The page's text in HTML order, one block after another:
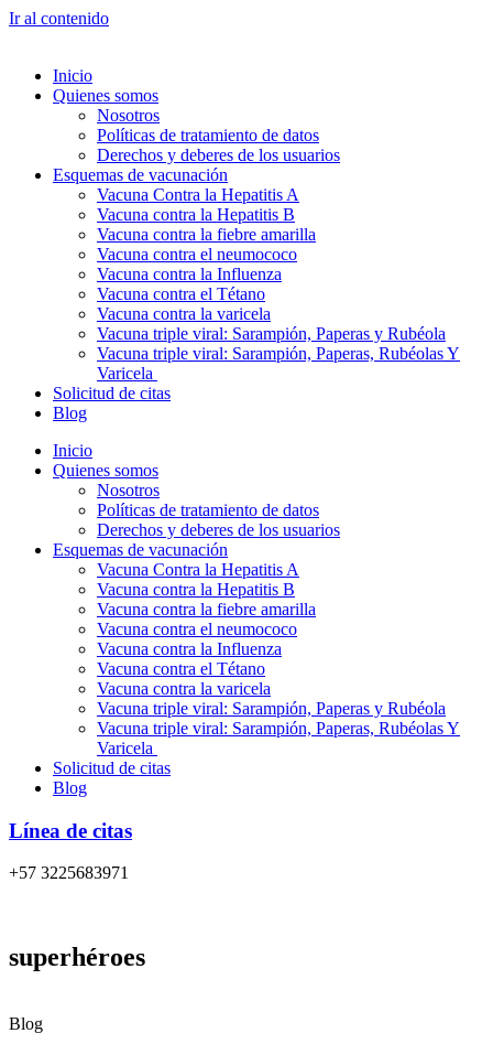
Ir al contenido
Inicio
Quienes somos
Nosotros
Políticas de tratamiento de datos
Derechos y deberes de los usuarios
Esquemas de vacunación
Vacuna Contra la Hepatitis A
Vacuna contra la Hepatitis B
Vacuna contra la fiebre amarilla
Vacuna contra el neumococo
Vacuna contra la Influenza
Vacuna contra el Tétano
Vacuna contra la varicela
Vacuna triple viral: Sarampión, Paperas y Rubéola
Vacuna triple viral: Sarampión, Paperas, Rubéolas Y
Varicela
Solicitud de citas
Blog
Inicio
Quienes somos
Nosotros
Políticas de tratamiento de datos
Derechos y deberes de los usuarios
Esquemas de vacunación
Vacuna Contra la Hepatitis A
Vacuna contra la Hepatitis B
Vacuna contra la fiebre amarilla
Vacuna contra el neumococo
Vacuna contra la Influenza
Vacuna contra el Tétano
Vacuna contra la varicela
Vacuna triple viral: Sarampión, Paperas y Rubéola
Vacuna triple viral: Sarampión, Paperas, Rubéolas Y
Varicela
Solicitud de citas
Blog
Línea de citas
+57 3225683971
superhéroes
Blog